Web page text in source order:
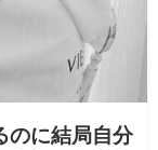
のに結局自分